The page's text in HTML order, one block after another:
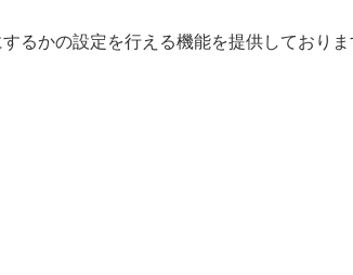
るかの設定を行える機能を提供しており